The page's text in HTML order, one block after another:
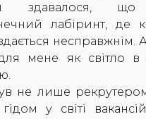
здавалося,
лабіринт, де
несправжнім.
мене як світло в
не лише
у світі